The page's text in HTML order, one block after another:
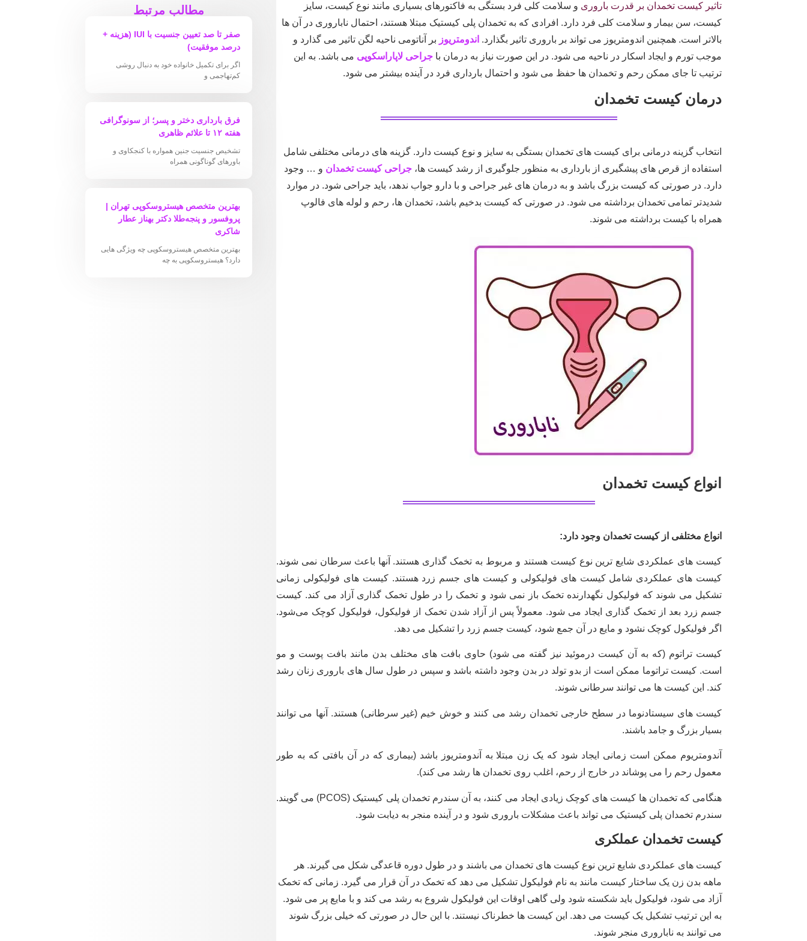
تاثیر کیست تخمدان بر قدرت باروری و سلامت کلی فرد بستگی به فاکتورهای بسیاری مانند نوع کیست، سایز
کیست، سن بیمار و سلامت کلی فرد دارد. افرادی که به تخمدان پلی کیستیک مبتلا هستند، احتمال ناباروری در آن ها
بالاتر است. همچنین اندومتریوز می تواند بر باروری تاثیر بگذارد. اندومتریوز بر آناتومی ناحیه لگن تاثیر می گذارد و
موجب تورم و ایجاد اسکار در ناحیه می شود. در این صورت نیاز به درمان با جراحی لاپاراسکوپی می باشد. به این
ترتیب تا جای ممکن رحم و تخمدان ها حفظ می شود و احتمال بارداری فرد در آینده بیشتر می شود.
درمان کیست تخمدان
انتخاب گزینه درمانی برای کیست های تخمدان بستگی به سایز و نوع کیست دارد. گزینه های درمانی مختلفی شامل
استفاده از قرص های پیشگیری از بارداری به منظور جلوگیری از رشد کیست ها، جراحی کیست تخمدان و … وجود
دارد. در صورتی که کیست بزرگ باشد و به درمان های غیر جراحی و با دارو جواب ندهد، باید جراحی شود. در موارد
شدیدتر تمامی تخمدان برداشته می شود. در صورتی که کیست بدخیم باشد، تخمدان ها، رحم و لوله های فالوپ
همراه با کیست برداشته می شوند.
انواع کیست تخمدان
انواع مختلفی از کیست تخمدان وجود دارد:
کیست های عملکردی شایع ترین نوع کیست هستند و مربوط به تخمک گذاری هستند. آنها باعث سرطان نمی شوند.
کیست های عملکردی شامل کیست های فولیکولی و کیست های جسم زرد هستند. کیست های فولیکولی زمانی
تشکیل می شوند که فولیکول نگهدارنده تخمک باز نمی شود و تخمک را در طول تخمک گذاری آزاد می کند. کیست
جسم زرد بعد از تخمک گذاری ایجاد می شود. معمولاً پس از آزاد شدن تخمک از فولیکول، فولیکول کوچک می‌شود.
اگر فولیکول کوچک نشود و مایع در آن جمع شود، کیست جسم زرد را تشکیل می دهد.
کیست تراتوم (که به آن کیست درموئید نیز گفته می شود) حاوی بافت های مختلف بدن مانند بافت پوست و مو
است. کیست تراتوما ممکن است از بدو تولد در بدن وجود داشته باشد و سپس در طول سال های باروری زنان رشد
کند. این کیست ها می توانند سرطانی شوند.
کیست های سیستادنوما در سطح خارجی تخمدان رشد می کنند و خوش خیم (غیر سرطانی) هستند. آنها می توانند
بسیار بزرگ و جامد باشند.
آندومتریوم ممکن است زمانی ایجاد شود که یک زن مبتلا به آندومتریوز باشد (بیماری که در آن بافتی که به طور
معمول رحم را می پوشاند در خارج از رحم، اغلب روی تخمدان ها رشد می کند).
هنگامی که تخمدان ها کیست های کوچک زیادی ایجاد می کنند، به آن سندرم تخمدان پلی کیستیک (PCOS) می گویند.
سندرم تخمدان پلی کیستیک می تواند باعث مشکلات باروری شود و در آینده منجر به دیابت شود.
کیست تخمدان عملکری
کیست های عملکردی شایع ترین نوع کیست های تخمدان می باشند و در طول دوره قاعدگی شکل می گیرند. هر
ماهه بدن زن یک ساختار کیست مانند به نام فولیکول تشکیل می دهد که تخمک در آن قرار می گیرد. زمانی که تخمک
آزاد می شود، فولیکول باید شکسته شود ولی گاهی اوقات این فولیکول شروع به رشد می کند و با مایع پر می شود.
به این ترتیب تشکیل یک کیست می دهد. این کیست ها خطرناک نیستند. با این حال در صورتی که خیلی بزرگ شوند
می توانند به ناباروری منجر شوند.
مطالب مرتبط
صفر تا صد تعیین جنسیت با IUI (هزینه +
درصد موفقیت)
اگر برای تکمیل خانواده خود به دنبال روشی
کم‌تهاجمی و
فرق بارداری دختر و پسر؛ از سونوگرافی
هفته ۱۲ تا علائم ظاهری
تشخیص جنسیت جنین همواره با کنجکاوی و
باورهای گوناگونی همراه
بهترین متخصص هیستروسکوپی تهران |
پروفسور و پنجه‌طلا دکتر بهناز عطار
شاکری
بهترین متخصص هیستروسکوپی چه ویژگی هایی
دارد؟ هیستروسکوپی به چه